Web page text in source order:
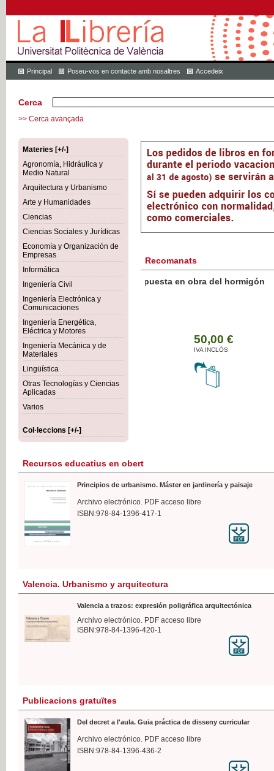
Principal Poseu-vos en contacte amb nosaltres Accedeix
Cerca
>> Cerca avançada
Materies [+/-]
Agronomía, Hidráulica y
Medio Natural
Arquitectura y Urbanismo
Arte y Humanidades
Ciencias
Ciencias Sociales y Jurídicas
Economía y Organización de
Empresas
Informática
Ingeniería Civil
Ingeniería Electrónica y
Comunicaciones
Ingeniería Energética,
Eléctrica y Motores
Ingeniería Mecánica y de
Materiales
Lingüística
Otras Tecnologías y Ciencias
Aplicadas
Varios
Col·leccions [+/-]
Recomanats
Botánica Agroalimentaria
Recursos educatius en obert
Principios de urbanismo. Máster en jardinería y paisaje
Archivo electrónico. PDF acceso libre
ISBN:978-84-1396-417-1
Valencia. Urbanismo y arquitectura
Valencia a trazos: expresión poligráfica arquitectónica
Archivo electrónico. PDF acceso libre
ISBN:978-84-1396-420-1
Publicacions gratuïtes
Del decret a l'aula. Guia práctica de disseny curricular
Archivo electrónico. PDF acceso libre
ISBN:978-84-1396-436-2